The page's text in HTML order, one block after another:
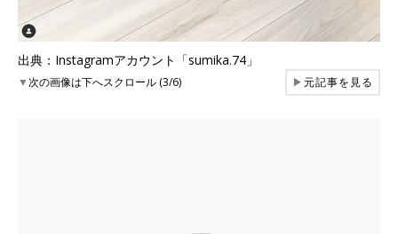
出典：Instagramアカウント「sumika.74」
▼次の画像は下へスクロール (3/6) ▶元記事を見る